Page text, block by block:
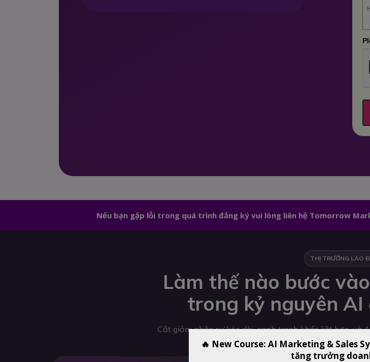
Nếu bạn gặp lỗi trong quá trình đăng ký vui lòng liên hệ Tomorrow
Làm thế nào bước
trong kỷ nguyên AI
Cắt giảm nhân sự kéo dài, cạnh tranh khốc liệt hơn, và
THỊ TRƯỜNG LAO
🔥 New Course: AI Marketing & Sales
tăng trưởng